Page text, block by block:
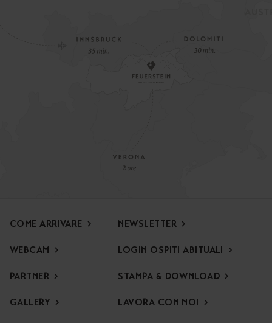
Offerta speciale di apertura
Per l’inizio della stagione Vi attende un’offerta speciale,
COME ARRIVARE
WEBCAM
PARTNER
GALLERY
NEWSLETTER
LOGIN OSPITI ABITUALI
STAMPA & DOWNLOAD
LAVORA CON NOI